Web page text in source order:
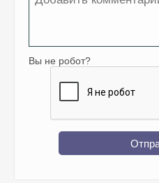
Вы не робот?